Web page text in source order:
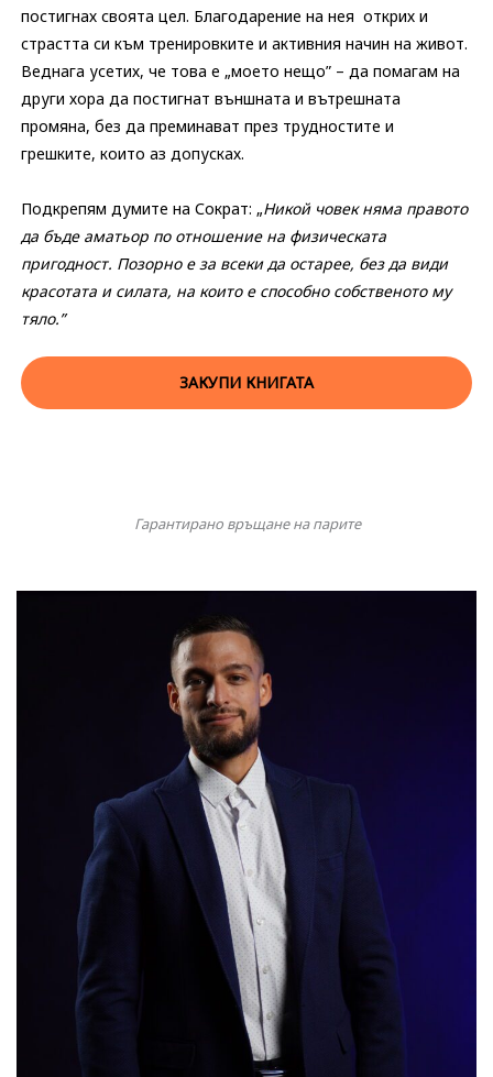
постигнах своята цел. Благодарение на нея открих и
страстта си към тренировките и активния начин на живот.
Веднага усетих, че това е „моето нещо” – да помагам на
други хора да постигнат външната и вътрешната
промяна, без да преминават през трудностите и
грешките, които аз допусках.
Подкрепям думите на Сократ: „Никой човек няма правото
да бъде аматьор по отношение на физическата
пригодност. Позорно е за всеки да остарее, без да види
красотата и силата, на които е способно собственото му
тяло.”
ЗАКУПИ КНИГАТА
Гарантирано връщане на парите​